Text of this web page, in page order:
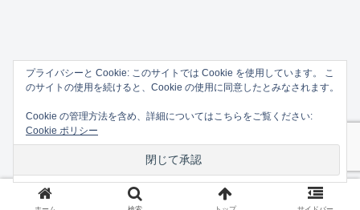
プライバシーと Cookie: このサイトでは Cookie を使用しています。 こ
のサイトの使用を続けると、Cookie の使用に同意したとみなされます。
Cookie の管理方法を含め、詳細についてはこちらをご覧ください:
Cookie ポリシー